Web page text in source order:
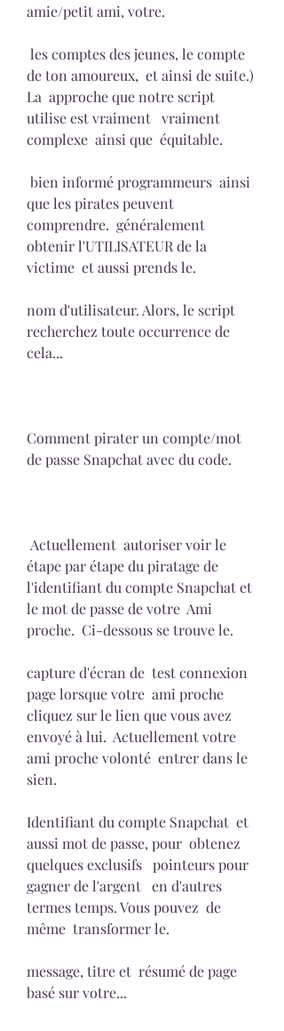
amie/petit ami, votre.
de ton amoureux,  et ainsi de suite.)
La  approche que notre script
utilise est vraiment   vraiment
complexe  ainsi que  équitable.
que les pirates peuvent
comprendre.  généralement
obtenir l'UTILISATEUR de la
victime  et aussi prends le.
nom d'utilisateur. Alors, le script
recherchez toute occurrence de
cela...
Comment pirater un compte/mot
de passe Snapchat avec du code.
étape par étape du piratage de
l'identifiant du compte Snapchat et
le mot de passe de votre  Ami
proche.  Ci-dessous se trouve le.
capture d'écran de  test connexion
page lorsque votre  ami proche
cliquez sur le lien que vous avez
envoyé à lui.  Actuellement votre
ami proche volonté  entrer dans le
sien.
Identifiant du compte Snapchat  et
aussi mot de passe, pour  obtenez
quelques exclusifs   pointeurs pour
gagner de l'argent   en d'autres
termes temps. Vous pouvez  de
même  transformer le.
message, titre et  résumé de page
basé sur votre...